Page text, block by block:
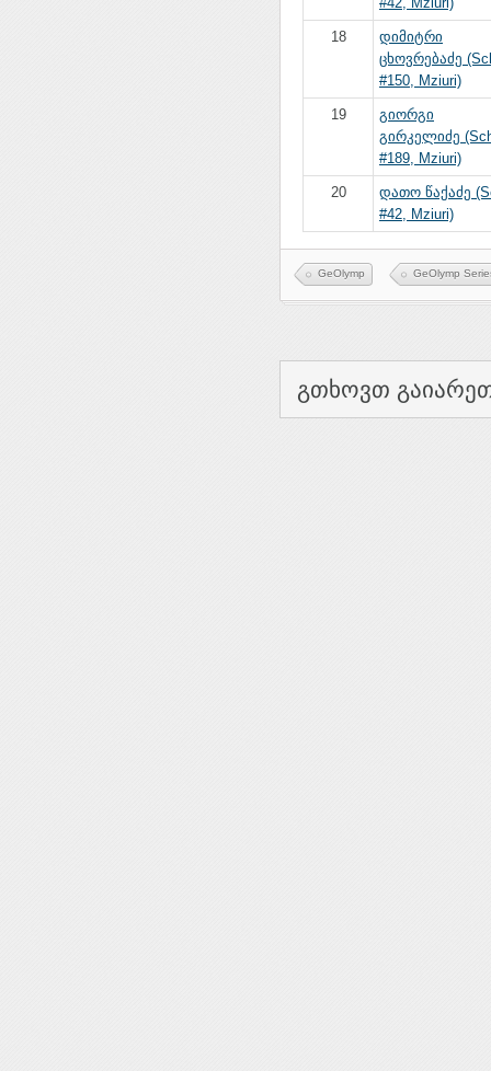
18
დიმიტრი
ცხოვრებაძე
#150, Mziuri)
19
გიორგი
გირკელიძე
#189, Mziuri)
20
დათო წაქაძე
#42, Mziuri)
GeOlymp GeOlymp
გთხოვთ